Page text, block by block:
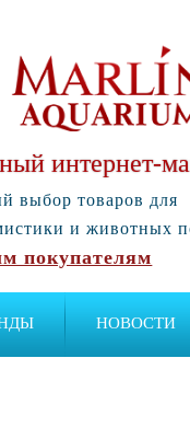
интернет-
выбор товаров для
и животных
покупателям
НОВОСТИ